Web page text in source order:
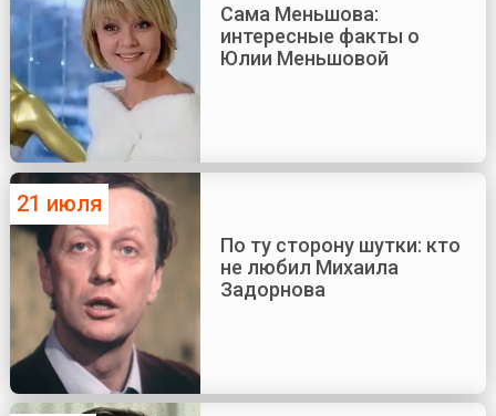
Сама Меньшова:
интересные факты о
Юлии Меньшовой
21 июля
По ту сторону шутки: кто
не любил Михаила
Задорнова